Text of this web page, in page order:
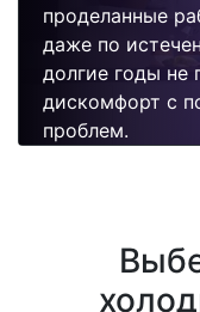
проделанные
даже по
долгие годы не
дискомфорт с
проблем.